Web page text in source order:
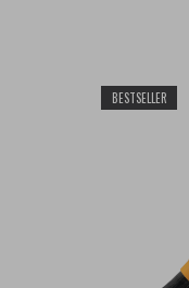
BESTSELLER